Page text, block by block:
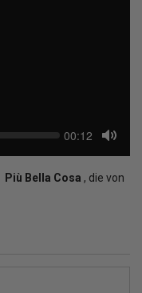
Current
00:12
Mute
Più Bella Cosa , die von